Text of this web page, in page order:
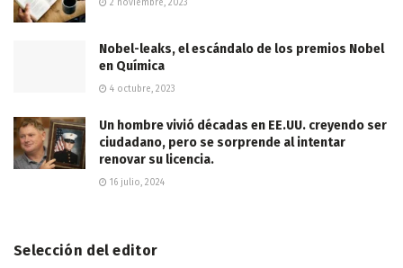
2 noviembre, 2023
Nobel-leaks, el escándalo de los premios Nobel
en Química
4 octubre, 2023
Un hombre vivió décadas en EE.UU. creyendo ser
ciudadano, pero se sorprende al intentar
renovar su licencia.
16 julio, 2024
Selección del editor